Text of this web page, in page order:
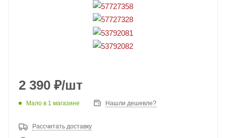
2 390 ₽/шт
Мало в 1 магазине Нашли дешевле?
Рассчитать доставку